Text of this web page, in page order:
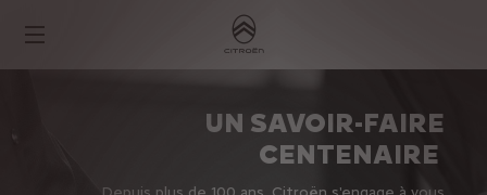
UN SAVOIR-FAIRE
CENTENAIRE